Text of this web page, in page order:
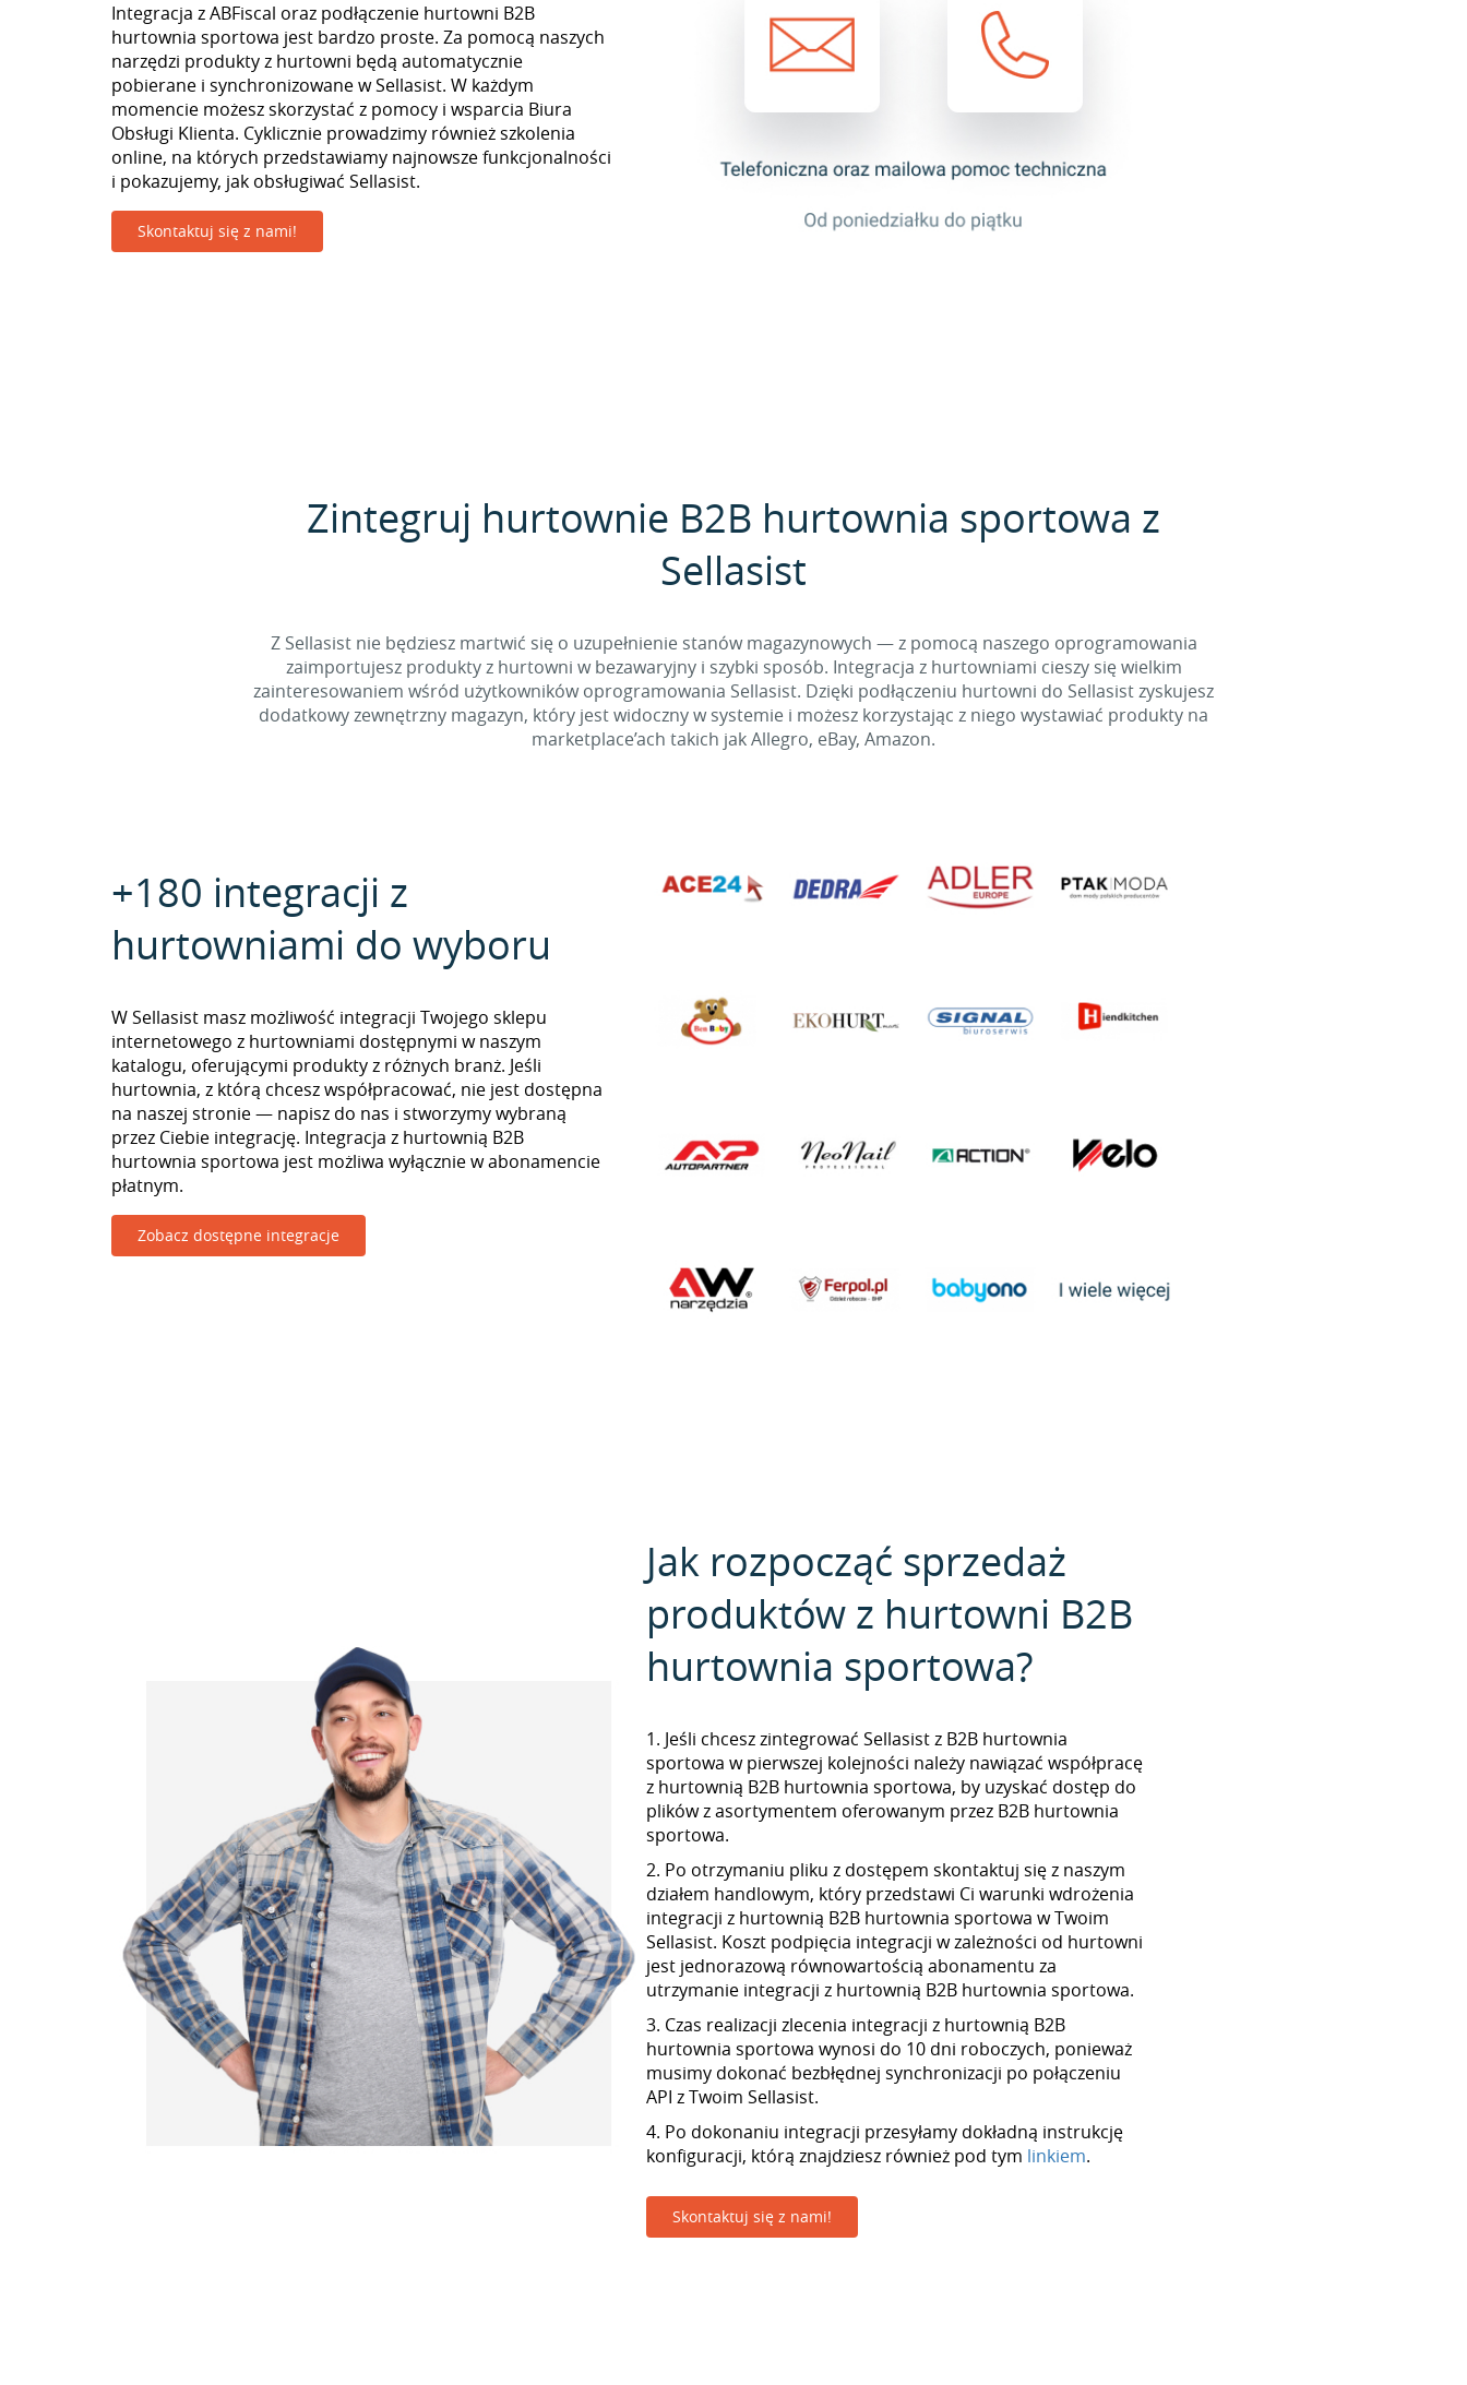
Integracja z ABFiscal oraz podłączenie hurtowni B2B
hurtownia sportowa jest bardzo proste. Za pomocą naszych
narzędzi produkty z hurtowni będą automatycznie
pobierane i synchronizowane w Sellasist. W każdym
momencie możesz skorzystać z pomocy i wsparcia Biura
Obsługi Klienta. Cyklicznie prowadzimy również szkolenia
online, na których przedstawiamy najnowsze funkcjonalności
i pokazujemy, jak obsługiwać Sellasist.
Skontaktuj się z nami!
Zintegruj hurtownie B2B hurtownia sportowa z
Sellasist
Z Sellasist nie będziesz martwić się o uzupełnienie stanów magazynowych — z pomocą naszego oprogramowania
zaimportujesz produkty z hurtowni w bezawaryjny i szybki sposób. Integracja z hurtowniami cieszy się wielkim
zainteresowaniem wśród użytkowników oprogramowania Sellasist. Dzięki podłączeniu hurtowni do Sellasist zyskujesz
dodatkowy zewnętrzny magazyn, który jest widoczny w systemie i możesz korzystając z niego wystawiać produkty na
marketplace’ach takich jak Allegro, eBay, Amazon.
+180 integracji z
hurtowniami do wyboru
W Sellasist masz możliwość integracji Twojego sklepu
internetowego z hurtowniami dostępnymi w naszym
katalogu, oferującymi produkty z różnych branż. Jeśli
hurtownia, z którą chcesz współpracować, nie jest dostępna
na naszej stronie — napisz do nas i stworzymy wybraną
przez Ciebie integrację. Integracja z hurtownią B2B
hurtownia sportowa jest możliwa wyłącznie w abonamencie
płatnym.
Zobacz dostępne integracje
Jak rozpocząć sprzedaż
produktów z hurtowni B2B
hurtownia sportowa?
1. Jeśli chcesz zintegrować Sellasist z B2B hurtownia
sportowa w pierwszej kolejności należy nawiązać współpracę
z hurtownią B2B hurtownia sportowa, by uzyskać dostęp do
plików z asortymentem oferowanym przez B2B hurtownia
sportowa.
2. Po otrzymaniu pliku z dostępem skontaktuj się z naszym
działem handlowym, który przedstawi Ci warunki wdrożenia
integracji z hurtownią B2B hurtownia sportowa w Twoim
Sellasist. Koszt podpięcia integracji w zależności od hurtowni
jest jednorazową równowartością abonamentu za
utrzymanie integracji z hurtownią B2B hurtownia sportowa.
3. Czas realizacji zlecenia integracji z hurtownią B2B
hurtownia sportowa wynosi do 10 dni roboczych, ponieważ
musimy dokonać bezbłędnej synchronizacji po połączeniu
API z Twoim Sellasist.
4. Po dokonaniu integracji przesyłamy dokładną instrukcję
konfiguracji, którą znajdziesz również pod tym linkiem.
Skontaktuj się z nami!